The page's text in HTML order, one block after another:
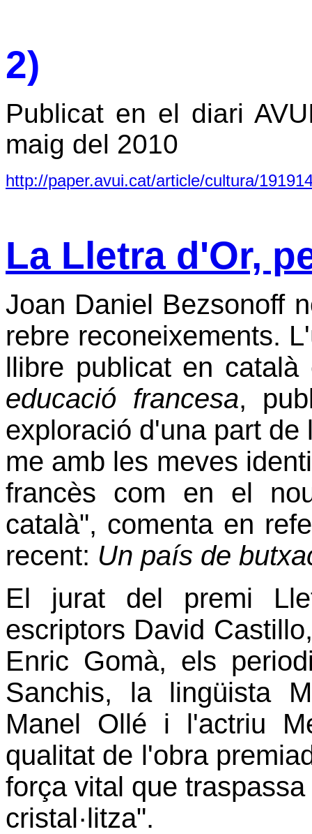
2)
Publicat en el diari
maig del 2010
http://paper.avui.cat/article/cultura/
La Lletra d'Or,
Joan Daniel Bezsonoff
rebre reconeixements.
llibre publicat en
educació francesa,
exploració d'una part
me amb les meves
francès com en el
català", comenta en
recent: Un país de
El jurat del premi
escriptors David
Enric Gomà, els
Sanchis, la lingüista
Manel Ollé i l'actriu
qualitat de l'obra
força vital que
cristal·litza".